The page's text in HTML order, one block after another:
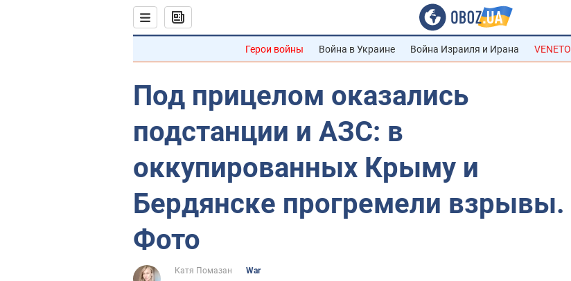
Герои войны Война в Украине Война Израиля и Ирана VENETO
Под прицелом оказались
подстанции и АЗС: в
оккупированных Крыму и
Бердянске прогремели взрывы.
Фото
Катя Помазан
War